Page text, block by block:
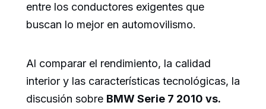
entre los conductores exigentes que
buscan lo mejor en automovilismo.
Al comparar el rendimiento, la calidad
interior y las características tecnológicas, la
discusión sobre BMW Serie 7 2010 vs.